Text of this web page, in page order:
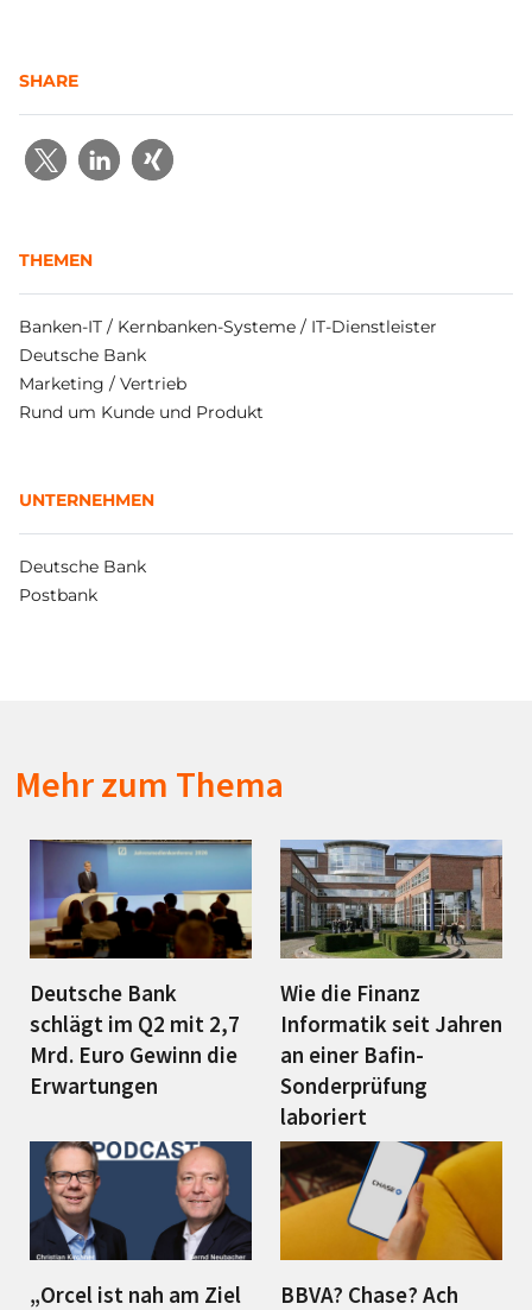
SHARE
THEMEN
Banken-IT / Kernbanken-Systeme / IT-Dienstleister
Deutsche Bank
Marketing / Vertrieb
Rund um Kunde und Produkt
UNTERNEHMEN
Deutsche Bank
Postbank
Mehr zum Thema
Deutsche Bank
schlägt im Q2 mit 2,7
Mrd. Euro Gewinn die
Erwartungen
Wie die Finanz
Informatik seit Jahren
an einer Bafin-
Sonderprüfung
laboriert
„Orcel ist nah am Ziel
BBVA? Chase? Ach